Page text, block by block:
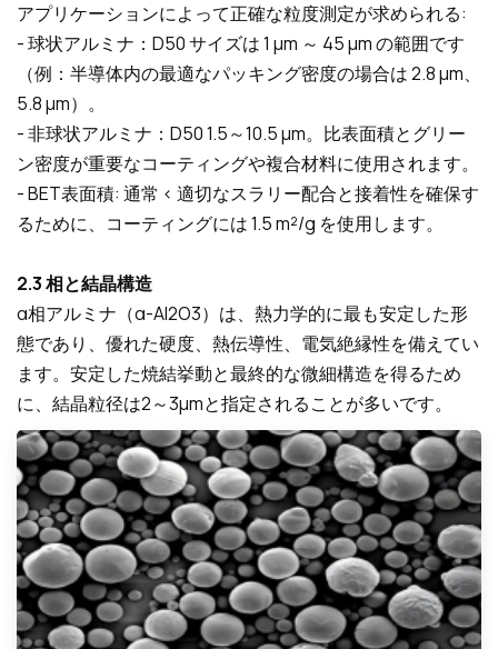
アプリケーションによって正確な粒度測定が求められる:
- 球状アルミナ：D50 サイズは 1 µm ～ 45 µm の範囲です
（例：半導体内の最適なパッキング密度の場合は 2.8 µm、
5.8 µm）。
- 非球状アルミナ：D50 1.5～10.5 µm。比表面積とグリー
ン密度が重要なコーティングや複合材料に使用されます。
- BET表面積: 通常 < 適切なスラリー配合と接着性を確保す
るために、コーティングには 1.5 m²/g を使用します。
2.3 相と結晶構造
α相アルミナ（α-Al2O3）は、熱力学的に最も安定した形
態であり、優れた硬度、熱伝導性、電気絶縁性を備えてい
ます。安定した焼結挙動と最終的な微細構造を得るため
に、結晶粒径は2～3µmと指定されることが多いです。